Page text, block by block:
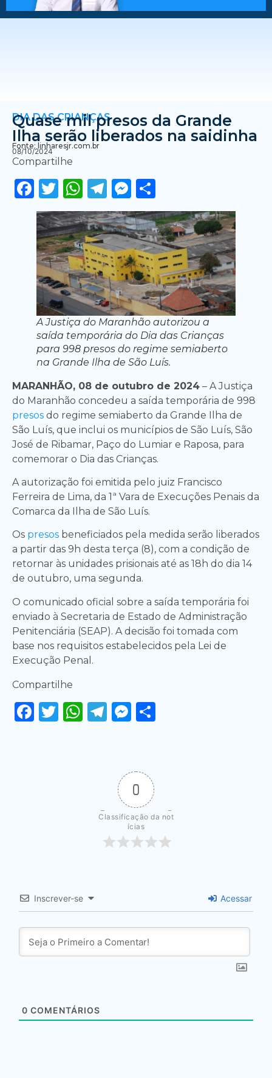
DIA DAS CRIANÇAS
Quase mil presos da Grande
Ilha serão liberados na saidinha
Fonte: linharesjr.com.br
08/10/2024
Compartilhe
Facebook
Twitter
WhatsApp
Telegram
Messenger
A Justiça do Maranhão autorizou a
saída temporária do Dia das Crianças
para 998 presos do regime semiaberto
na Grande Ilha de São Luís.
MARANHÃO, 08 de outubro de 2024 – A Justiça
do Maranhão concedeu a saída temporária de 998
presos do regime semiaberto da Grande Ilha de
São Luís, que inclui os municípios de São Luís, São
José de Ribamar, Paço do Lumiar e Raposa, para
comemorar o Dia das Crianças.
A autorização foi emitida pelo juiz Francisco
Ferreira de Lima, da 1ª Vara de Execuções Penais da
Comarca da Ilha de São Luís.
Os presos beneficiados pela medida serão liberados
a partir das 9h desta terça (8), com a condição de
retornar às unidades prisionais até as 18h do dia 14
de outubro, uma segunda.
O comunicado oficial sobre a saída temporária foi
enviado à Secretaria de Estado de Administração
Penitenciária (SEAP). A decisão foi tomada com
base nos requisitos estabelecidos pela Lei de
Execução Penal.
Compartilhe
Facebook
Twitter
WhatsApp
Telegram
Messenger
0
Classificação da not
ícias
Inscrever-se Acessar
0 COMENTÁRIOS